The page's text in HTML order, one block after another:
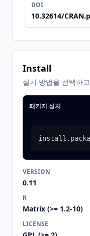
DOI
10.32614/
Install
설치 방법을 선택하
패키지 설치
VERSION
0.11
R
Matrix (>= 1.2-10)
LICENSE